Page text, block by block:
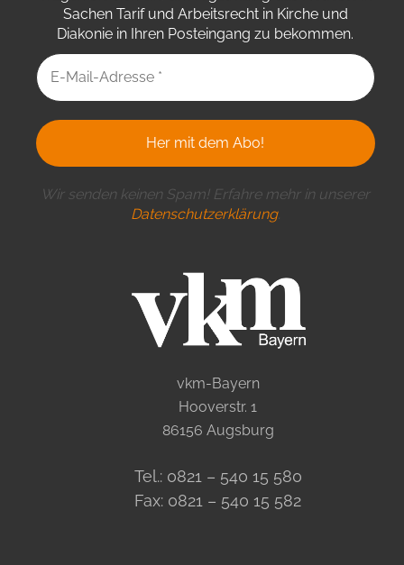
Sachen Tarif und Arbeitsrecht in Kirche und
Diakonie in Ihren Posteingang zu bekommen.
Wir senden keinen Spam! Erfahre mehr in unserer
Datenschutzerklärung.
vkm-Bayern
Hooverstr. 1
86156 Augsburg
Tel.: 0821 – 540 15 580
Fax: 0821 – 540 15 582